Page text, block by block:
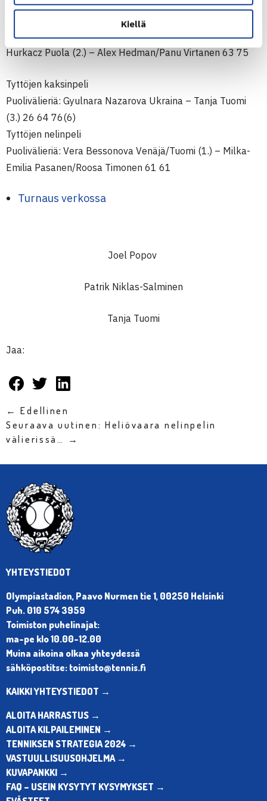
Kiellä
Viro/Eero Vasa 62 75, Julius Kaverinen/Mikus Losbergs
Latvia – Tallon Griekspoor Hollanti/Lewis Roskilly
Britannia (3.) 76(11) 62, Alexander Bublik Venäjä/Hubert
Hurkacz Puola (2.) – Alex Hedman/Panu Virtanen 63 75
Tyttöjen kaksinpeli
Puolivälieriä: Gyulnara Nazarova Ukraina – Tanja Tuomi
(3.) 26 64 76(6)
Tyttöjen nelinpeli
Puolivälieriä: Vera Bessonova Venäjä/Tuomi (1.) – Milka-
Emilia Pasanen/Roosa Timonen 61 61
Turnaus verkossa
Joel Popov
Patrik Niklas-Salminen
Tanja Tuomi
Jaa:
← Edellinen
Seuraava uutinen: Heliövaara nelinpelin
välierissä… →
YHTEYSTIEDOT
Olympiastadion, Paavo Nurmen tie 1, 00250 Helsinki
Puh. 010 574 3959
Toimiston puhelinajat:
ma-pe klo 10.00-12.00
Muina aikoina olkaa yhteydessä
sähköpostitse: toimisto@tennis.fi
KAIKKI YHTEYSTIEDOT →
ALOITA HARRASTUS →
ALOITA KILPAILEMINEN →
TENNIKSEN STRATEGIA 2024 →
VASTUULLISUUSOHJELMA →
KUVAPANKKI →
FAQ – USEIN KYSYTYT KYSYMYKSET →